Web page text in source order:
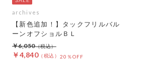
archives
【新色追加！】タックフリルバル
ーンオフショルＢＬ
￥4,840 20％OFF
￥6,050